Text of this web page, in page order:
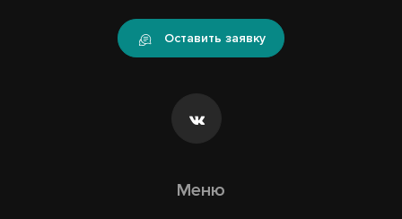
Оставить заявку
Меню